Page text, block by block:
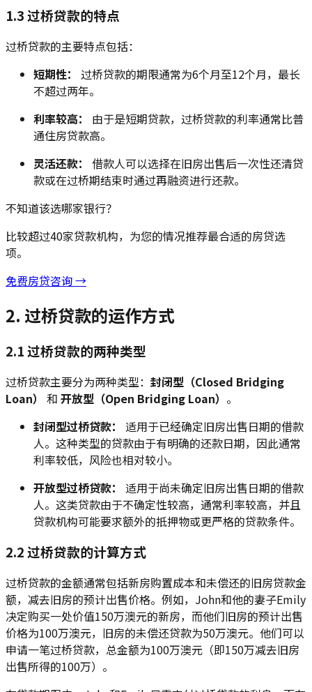
1.3 过桥贷款的特点
过桥贷款的主要特点包括：
短期性：
过桥贷款的期限通常为6个月至12个月，最长
不超过两年。
利率较高：
由于是短期贷款，过桥贷款的利率通常比普
通住房贷款高。
灵活还款：
借款人可以选择在旧房出售后一次性还清贷
款或在过桥期结束时通过再融资进行还款。
不知道该选哪家银行？
比较超过40家贷款机构，为您的情况推荐最合适的房贷选
项。
免费房贷咨询 →
2. 过桥贷款的运作方式
2.1 过桥贷款的两种类型
过桥贷款主要分为两种类型： 封闭型（Closed Bridging
Loan）
和 开放型（Open Bridging Loan） 。
封闭型过桥贷款：
适用于已经确定旧房出售日期的借款
人。这种类型的贷款由于有明确的还款日期，因此通常
利率较低，风险也相对较小。
开放型过桥贷款：
适用于尚未确定旧房出售日期的借款
人。这类贷款由于不确定性较高，通常利率较高，并且
贷款机构可能要求额外的抵押物或更严格的贷款条件。
2.2 过桥贷款的计算方式
过桥贷款的金额通常包括新房购置成本和未偿还的旧房贷款金
额，减去旧房的预计出售价格。例如，John和他的妻子Emily
决定购买一处价值150万澳元的新房，而他们旧房的预计出售
价格为100万澳元，旧房的未偿还贷款为50万澳元。他们可以
申请一笔过桥贷款，总金额为100万澳元（即150万减去旧房
出售所得的100万）。